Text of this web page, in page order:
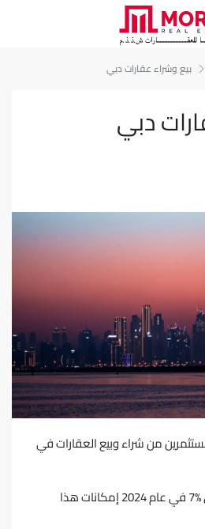
بيع وشراء عقارات دبي
دبي
ﻣﻦ ﺷﺮاء وﺑﻴﻊ اﻟﻌﻘﺎرات ﻓﻲ
ﺗﻮﻗﻌﺎت اﻟﻨﻤﻮ ﺑﻤﺎ ﻳﺼﻞ إﻟﻰ %7 ﻓﻲ ﻋﺎم 2024 إﻣﻜﺎﻧﺎت ﻫﺬا